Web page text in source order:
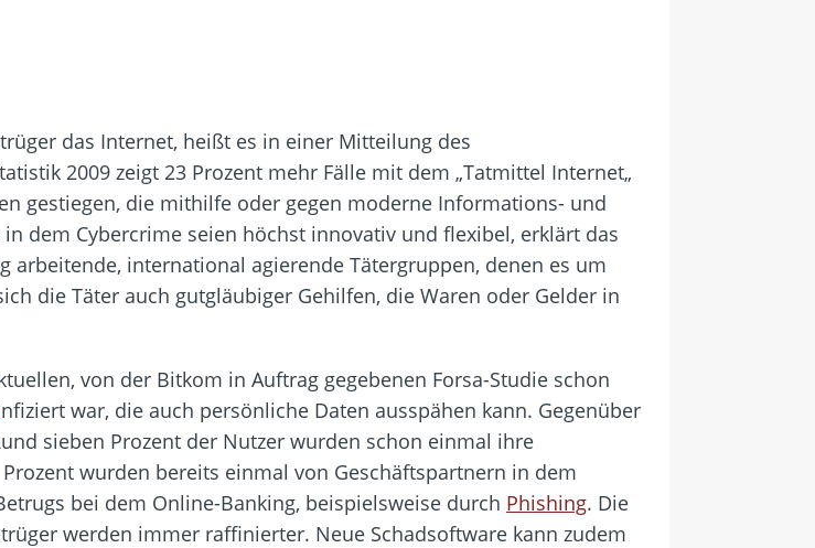
das Internet, heißt es in einer Mitteilung des
2009 zeigt 23 Prozent mehr Fälle mit dem „Tatmittel Internet„
gestiegen, die mithilfe oder gegen moderne Informations- und
dem Cybercrime seien höchst innovativ und flexibel, erklärt das
arbeitende, international agierende Tätergruppen, denen es um
die Täter auch gutgläubiger Gehilfen, die Waren oder Gelder in
von der Bitkom in Auftrag gegebenen Forsa-Studie schon
war, die auch persönliche Daten ausspähen kann. Gegenüber
sieben Prozent der Nutzer wurden schon einmal ihre
wurden bereits einmal von Geschäftspartnern in dem
bei dem Online-Banking, beispielsweise durch Phishing. Die
werden immer raffinierter. Neue Schadsoftware kann zudem